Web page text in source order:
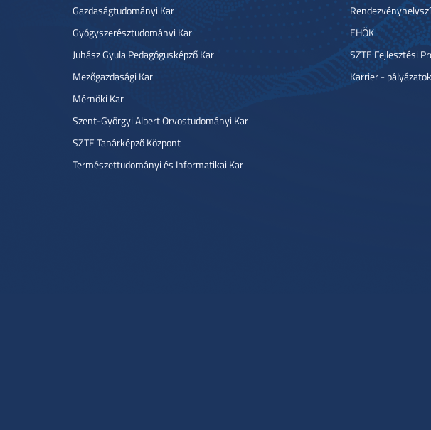
Gazdaságtudományi Kar
Gyógyszerésztudományi Kar
Juhász Gyula Pedagógusképző Kar
Mezőgazdasági Kar
Mérnöki Kar
Szent-Györgyi Albert Orvostudományi Kar
SZTE Tanárképző Központ
Természettudományi és Informatikai Kar
EHÖK
SZTE Fejlesztési
Karrier -